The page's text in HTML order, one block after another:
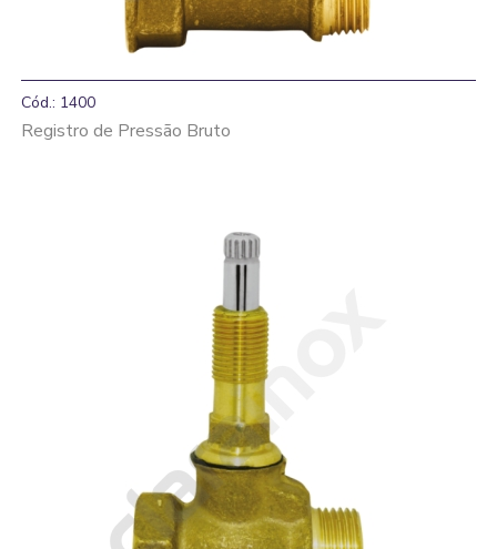
Cód.: 1400
Registro de Pressão Bruto